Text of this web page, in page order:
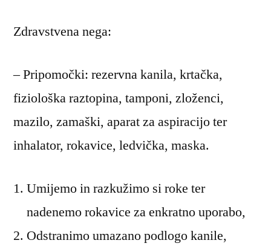
Zdravstvena nega:
– Pripomočki: rezervna kanila, krtačka,
fiziološka raztopina, tamponi, zloženci,
mazilo, zamaški, aparat za aspiracijo ter
inhalator, rokavice, ledvička, maska.
Umijemo in razkužimo si roke ter
nadenemo rokavice za enkratno uporabo,
Odstranimo umazano podlogo kanile,